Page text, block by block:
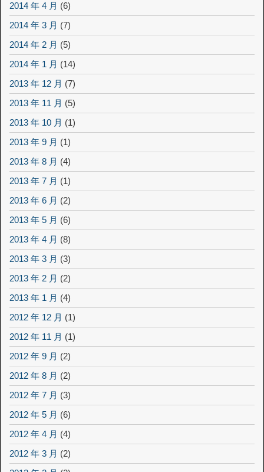
2014 年 4 月 (6)
2014 年 3 月 (7)
2014 年 2 月 (5)
2014 年 1 月 (14)
2013 年 12 月 (7)
2013 年 11 月 (5)
2013 年 10 月 (1)
2013 年 9 月 (1)
2013 年 8 月 (4)
2013 年 7 月 (1)
2013 年 6 月 (2)
2013 年 5 月 (6)
2013 年 4 月 (8)
2013 年 3 月 (3)
2013 年 2 月 (2)
2013 年 1 月 (4)
2012 年 12 月 (1)
2012 年 11 月 (1)
2012 年 9 月 (2)
2012 年 8 月 (2)
2012 年 7 月 (3)
2012 年 5 月 (6)
2012 年 4 月 (4)
2012 年 3 月 (2)